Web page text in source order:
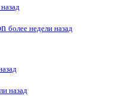
более недели назад
назад